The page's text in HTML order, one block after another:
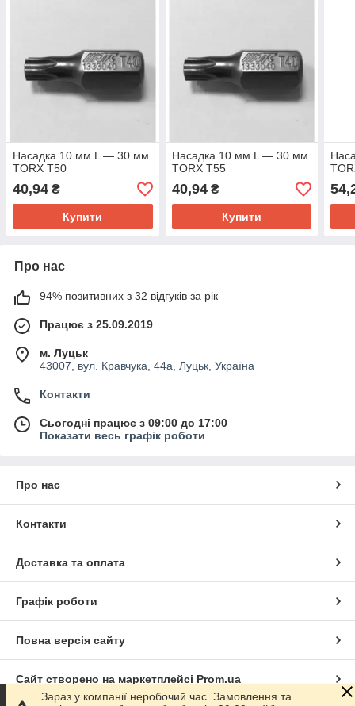
Насадка 10 мм L — 30 мм
TORX T50
40,94 ₴
Купити
Насадка 10 мм L — 30 мм
TORX T55
40,94₴
Купити
Про нас
94% позитивних з 32 відгуків за рік
Працює з 25.09.2019
м. Луцьк
43007, вул. Кравчука, 44а, Луцьк, Україна
Контакти
Сьогодні працює з 09:00 до 17:00
Показати весь графік роботи
Про нас
Контакти
Доставка та оплата
Графік роботи
Повна версія сайту
Сайт створено на маркетплейсі Prom.ua
Зараз у компанії неробочий час. Замовлення та